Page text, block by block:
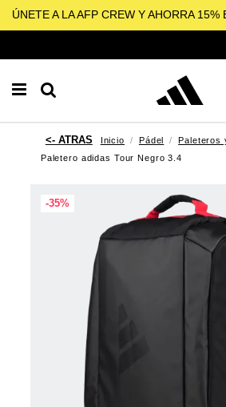
ÚNETE A LA AFP CREW Y AHORRA
Inicio Pádel
Paleteros
Paletero adidas Tour Negro 3.4
-35%